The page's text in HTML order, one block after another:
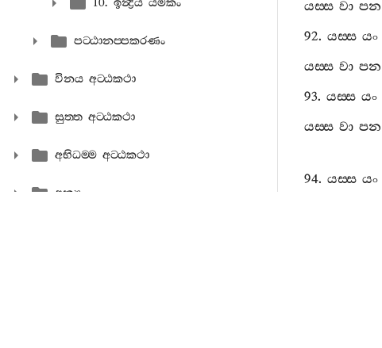
10. ඉන්‍ද්‍රිය යමකං
පට‍්ඨානප‍්පකරණං
විනය අට‍්ඨකථා
සුත‍්ත අට‍්ඨකථා
අභිධම‍්ම අට‍්ඨකථා
අන්‍ය
යස‍්ස වා පන
92. යස‍්ස යං
යස‍්ස වා පන
93. යස‍්ස යං
යස‍්ස වා පන
94. යස‍්ස යං